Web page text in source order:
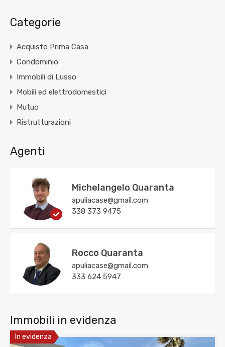
Categorie
Acquisto Prima Casa
Condominio
Immobili di Lusso
Mobili ed elettrodomestici
Mutuo
Ristrutturazioni
Agenti
Michelangelo Quaranta
apuliacase@gmail.com
338 373 9475
Rocco Quaranta
apuliacase@gmail.com
333 624 5947
Immobili in evidenza
In evidenza